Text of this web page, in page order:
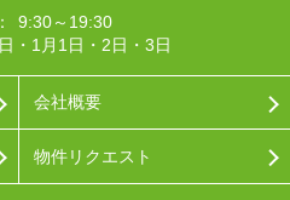
9:30～19:30
・1月1日・2日・3日
会社概要
物件リクエスト